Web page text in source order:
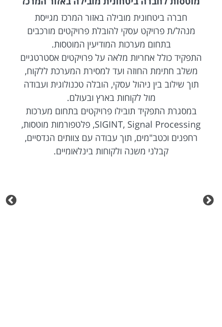
חברה ביטחונית מובילה באזור המרכז מגייסת
מנהל/ת פרויקט עסקי להובלת פרויקטים מורכבים
בתחום מערכות המודיעין המוטסות.
התפקיד כולל אחריות מלאה על פרויקטים אסטרטגיים
משלב חתימת החוזה ועד למסירת המערכת ללקוח,
תוך שילוב בין ניהול עסקי, הובלה טכנולוגית ועבודה
מול לקוחות בארץ ובעולם.
במסגרת התפקיד תובילו פרויקטים בתחום מערכות
SIGINT, Signal Processing, פלטפורמות מוטסות,
רחפנים וכטב"מים, תוך עבודה עם צוותים הנדסיים,
קבלני משנה ולקוחות בינלאומיים.